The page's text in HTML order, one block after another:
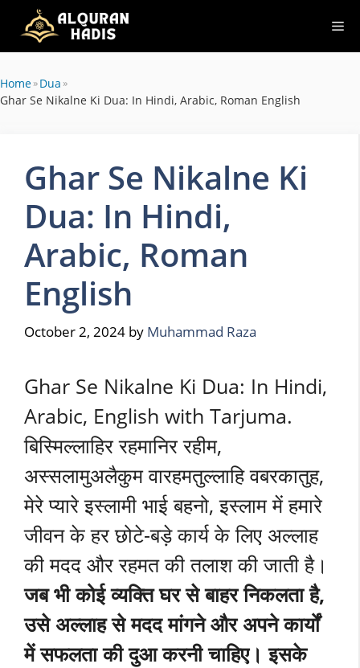
content
Home»Dua »
Ghar Se Nikalne Ki Dua: In Hindi, Arabic, Roman English
Ghar Se Nikalne Ki
Dua: In Hindi,
Arabic, Roman
English
October 2, 2024 by Muhammad Raza
Ghar Se Nikalne Ki Dua: In Hindi,
Arabic, English with Tarjuma.
बिस्मिल्लाहिर रहमानिर रहीम,
अस्सलामुअलैकुम वारहमतुल्लाहि वबरकातुह,
मेरे प्यारे इस्लामी भाई बहनो, इस्लाम में हमारे
जीवन के हर छोटे-बड़े कार्य के लिए अल्लाह
की मदद और रहमत की तलाश की जाती है।
जब भी कोई व्यक्ति घर से बाहर निकलता है,
उसे अल्लाह से मदद मांगने और अपने कार्यों
में सफलता की दुआ करनी चाहिए। इसके